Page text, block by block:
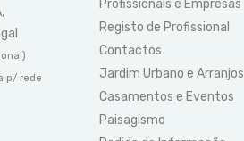
p/ rede
Profissionais e Empresas
Registo de Profissional
Contactos
Jardim Urbano e Arranjos
Casamentos e Eventos
Paisagismo